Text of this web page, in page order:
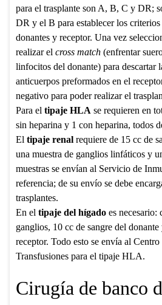
para el trasplante son A, B, C y DR;
DR y el B para establecer los
donantes y receptor. Una vez
realizar el cross match (enfrentar
linfocitos del donante) para descartar
anticuerpos preformados en el
negativo para poder realizar el
Para el tipaje HLA se requieren en
sin heparina y 1 con heparina, todos
El tipaje renalrequiere de 15 cc de
una muestra de ganglios linfáticos y
muestras se envían al Servicio de
referencia; de su envío se debe
trasplantes.
En el tipaje del hígadoes necesario:
ganglios, 10 cc de sangre del donante
receptor. Todo esto se envía al
Transfusiones para el tipaje HLA.
Cirugía de banco